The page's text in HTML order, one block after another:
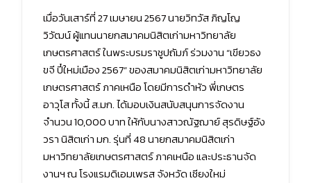
เมื่อวันเสาร์ที่ 27 เมษายน 2567 นายวิทวัส ภิญโญ
วิวัฒน์ ผู้แทนนายกสมาคมนิสิตเก่ามหาวิทยาลัย
เกษตรศาสตร์ ในพระบรมราชูปถัมภ์ ร่วมงาน “เขียวธง
ขจี ปี๋ใหม่เมือง 2567” ของสมาคมนิสิตเก่ามหาวิทยาลัย
เกษตรศาสตร์ ภาคเหนือ โดยมีการดำหัว พี่เกษตร
อาวุโส ทั้งนี้ ส.มก. ได้มอบเงินสนับสนุนการจัดงาน
จำนวน 10,000 บาท ให้กับนางสาวณัฐฌาย์ สุรดิษฐ์อัง
วรา นิสิตเก่า มก. รุ่นที่ 48 นายกสมาคมนิสิตเก่า
มหาวิทยาลัยเกษตรศาสตร์ ภาคเหนือ และประธานจัด
งานฯ ณ โรงแรมดิเอมเพรส จังหวัด เชียงใหม่